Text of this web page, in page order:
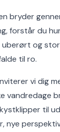
bryder
forstår du
uberørt og
til ro.
vi dig
vandredage
til
nye